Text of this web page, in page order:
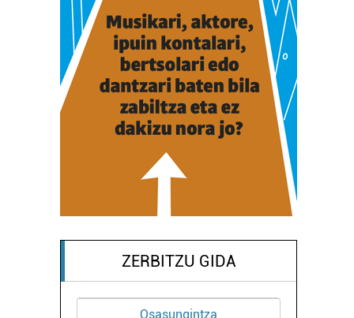
ZERBITZU GIDA
Osasungintza